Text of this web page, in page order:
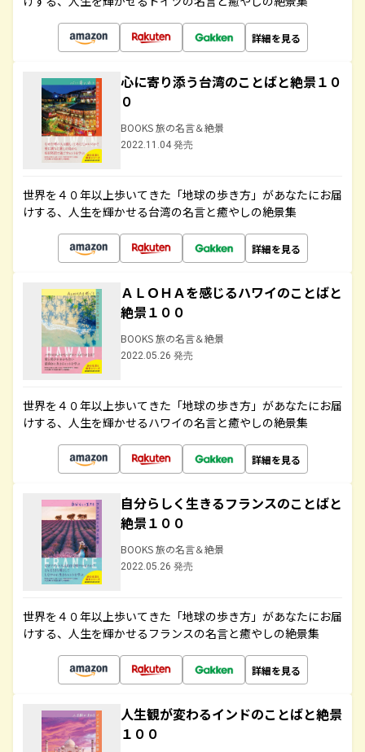
詳細を見る
心に寄り添う台湾のことばと絶景１０
０
BOOKS 旅の名言＆絶景
2022.11.04 発売
世界を４０年以上歩いてきた「地球の歩き方」があなたにお届
けする、人生を輝かせる台湾の名言と癒やしの絶景集
詳細を見る
ＡＬＯＨＡを感じるハワイのことばと
絶景１００
BOOKS 旅の名言＆絶景
2022.05.26 発売
世界を４０年以上歩いてきた「地球の歩き方」があなたにお届
けする、人生を輝かせるハワイの名言と癒やしの絶景集
詳細を見る
自分らしく生きるフランスのことばと
絶景１００
BOOKS 旅の名言＆絶景
2022.05.26 発売
世界を４０年以上歩いてきた「地球の歩き方」があなたにお届
けする、人生を輝かせるフランスの名言と癒やしの絶景集
詳細を見る
人生観が変わるインドのことばと絶景
１００